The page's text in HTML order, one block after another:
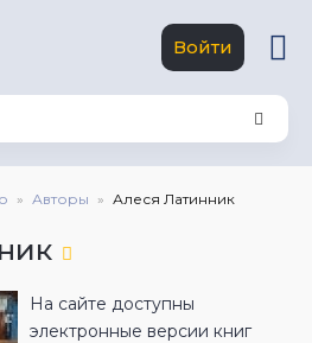
Войти
Авторы Алеся Латинник
На сайте доступны
электронные версии книг